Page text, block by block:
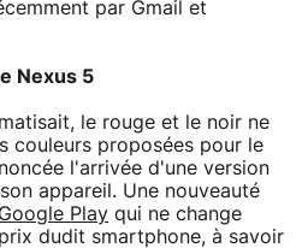
par Gmail et
Nexus 5
le rouge et le noir ne
couleurs proposées pour le
l'arrivée d'une version
appareil. Une nouveauté
Google Play qui ne change
dudit smartphone, à savoir